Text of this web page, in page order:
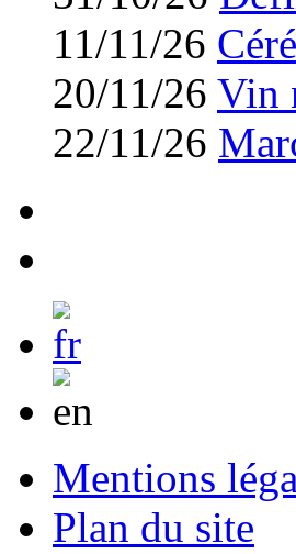
11/11/26
20/11/26 Vin
22/11/26
Mentions
Plan du site